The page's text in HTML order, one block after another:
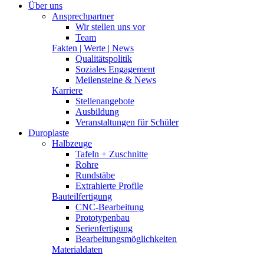
Über uns
Ansprechpartner
Wir stellen uns vor
Team
Fakten | Werte | News
Qualitätspolitik
Soziales Engagement
Meilensteine & News
Karriere
Stellenangebote
Ausbildung
Veranstaltungen für Schüler
Duroplaste
Halbzeuge
Tafeln + Zuschnitte
Rohre
Rundstäbe
Extrahierte Profile
Bauteilfertigung
CNC-Bearbeitung
Prototypenbau
Serienfertigung
Bearbeitungsmöglichkeiten
Materialdaten